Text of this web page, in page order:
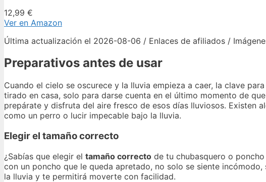
12,99 €
Ver en Amazon
Última actualización el 2026-08-06 / Enlaces de afiliados /
Preparativos antes de usar
Cuando el cielo se oscurece y la lluvia empieza a caer, la clave
tirado en casa, solo para darse cuenta en el último momento de
prepárate y disfruta del aire fresco de esos días lluviosos. Existen
como un perro o lucir impecable bajo la lluvia.
Elegir el tamaño correcto
¿Sabías que elegir el tamaño correcto de tu chubasquero o
con un poncho que le queda apretado, no solo se siente
la lluvia y te permitirá moverte con facilidad.